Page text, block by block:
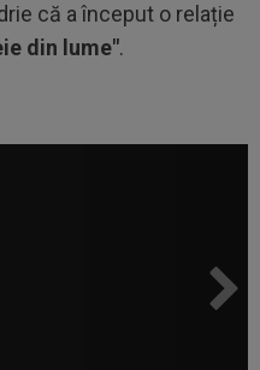
că a început o relație
din lume".